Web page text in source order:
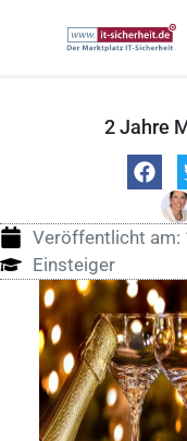
2 Jahre
Veröffentlicht am:
Einsteiger